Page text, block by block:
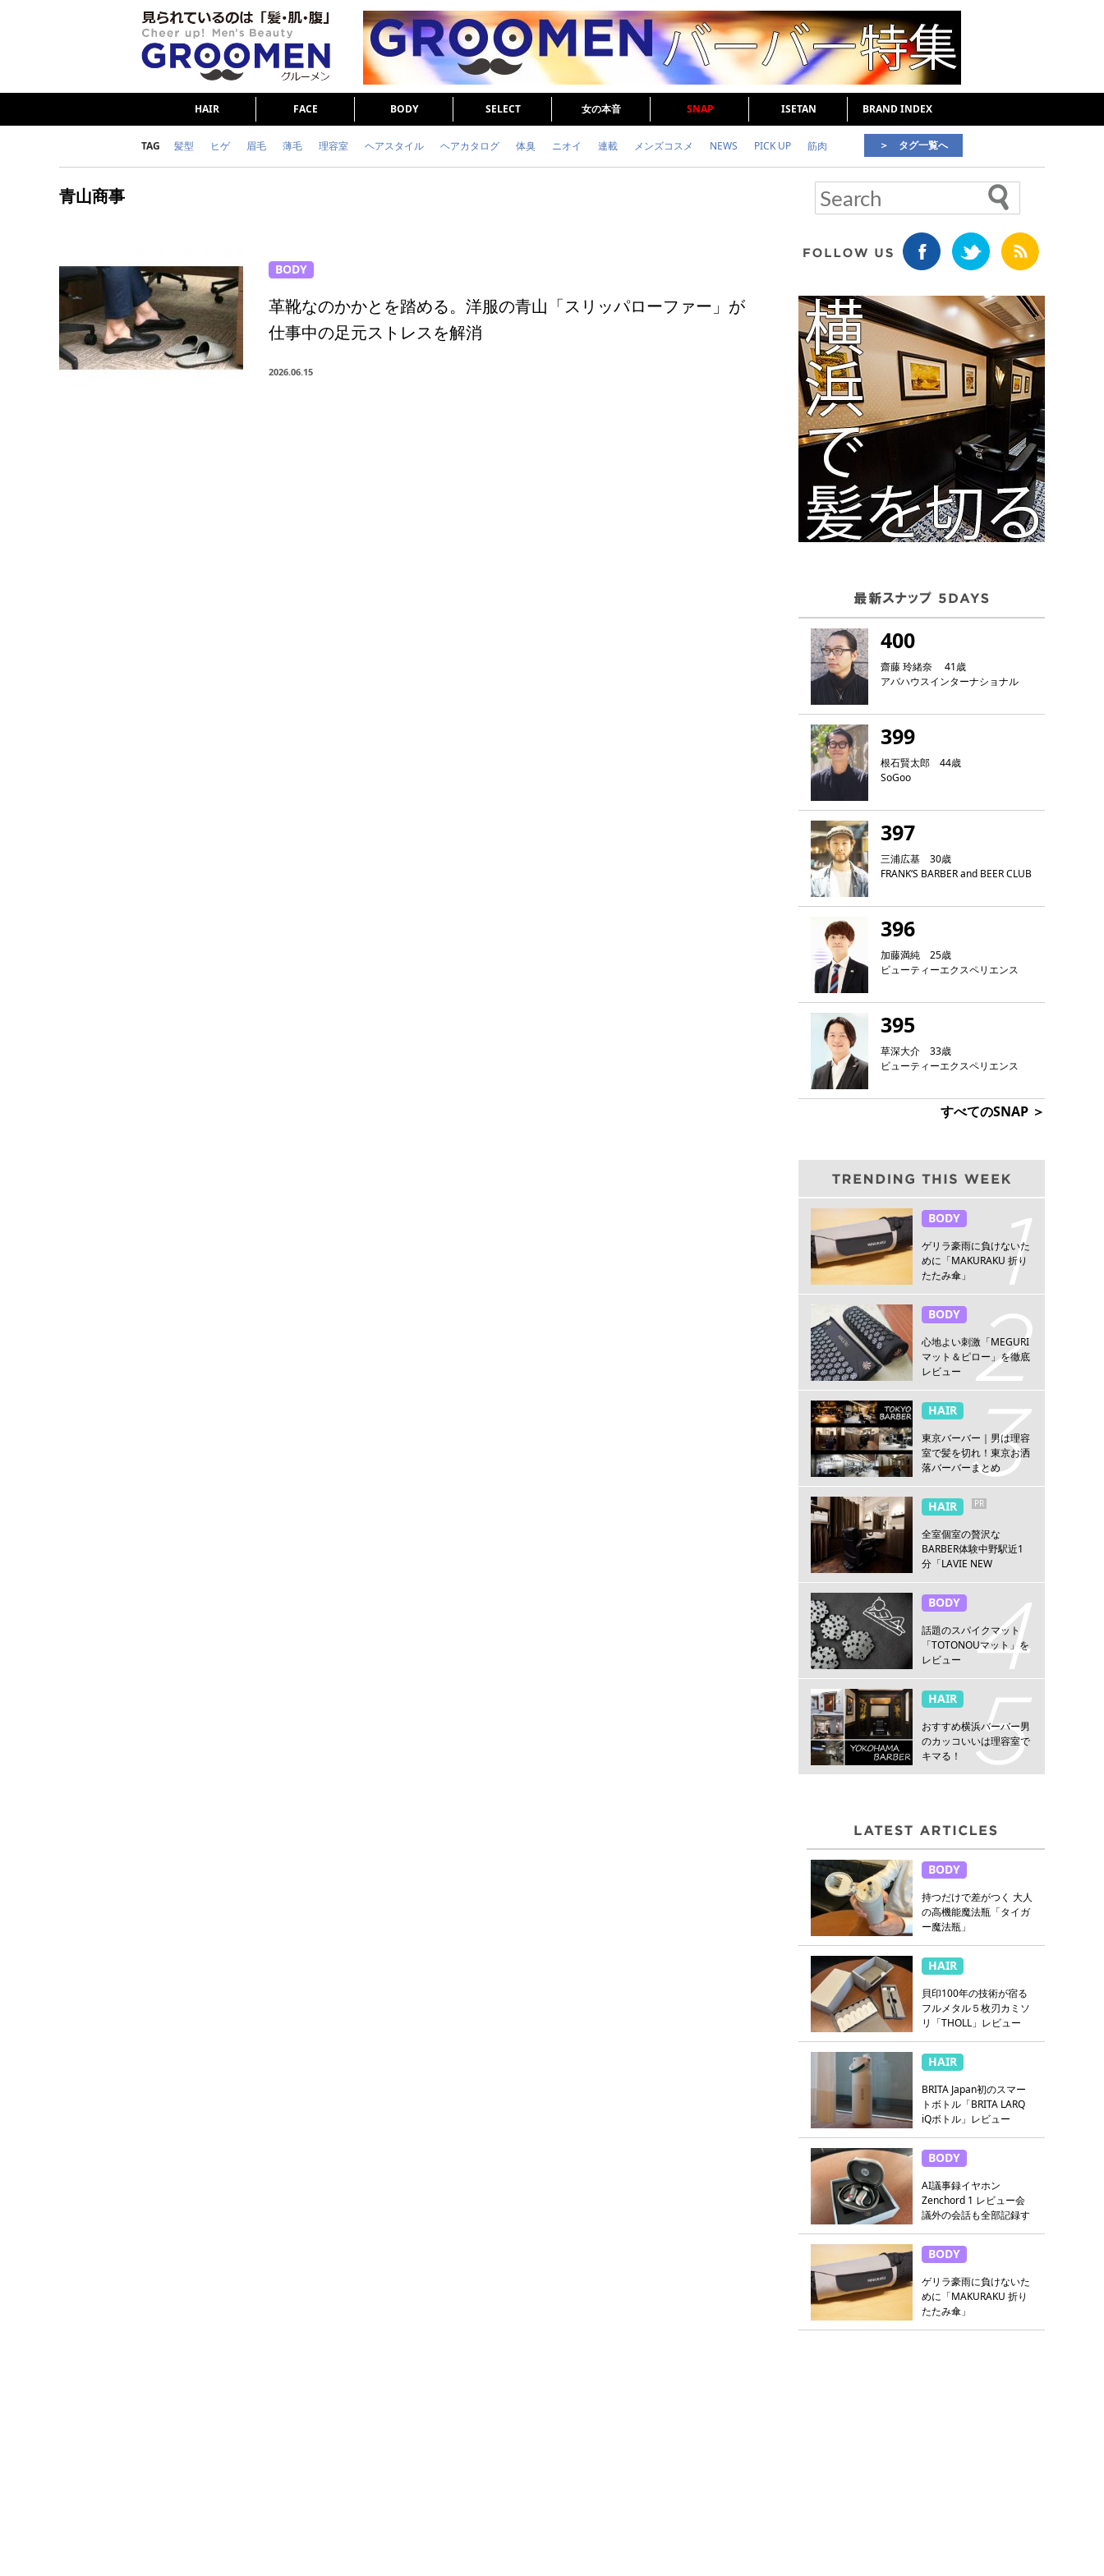
HAIR FACE BODY SELECT 女の本音 SNAP ISETAN BRAND INDEX
TAG 髪型 ヒゲ 眉毛 薄毛 理容室 ヘアスタイル ヘアカタログ 体臭 ニオイ 連載 メンズコスメ NEWS PICK UP 筋肉
頭皮ケア
＞ タグ一覧へ
青山商事
BODY
革靴なのかかとを踏める。洋服の青山「スリッパローファー」が
仕事中の足元ストレスを解消
2026.06.15
400
齋藤 玲緒奈 41歳
アバハウスインターナショナル
399
根石賢太郎 44歳
SoGoo
397
三浦広基 30歳
FRANK‘S BARBER and BEER CLUB
396
加藤満純 25歳
ビューティーエクスペリエンス
395
草深大介 33歳
ビューティーエクスペリエンス
すべてのSNAP ＞
BODY
ゲリラ豪雨に負けないた
めに「MAKURAKU 折り
たたみ傘」
BODY
心地よい刺激「MEGURI
マット＆ピロー」を徹底
レビュー
HAIR
東京バーバー｜男は理容
室で髪を切れ！東京お洒
落バーバーまとめ
HAIR PR
全室個室の贅沢な
BARBER体験中野駅近1
分「LAVIE NEW
野」
BODY
話題のスパイクマット
「TOTONOUマット」を
レビュー
HAIR
おすすめ横浜バーバー男
のカッコいいは理容室で
キマる！
BODY
持つだけで差がつく 大人
の高機能魔法瓶「タイガ
ー魔法瓶」
HAIR
貝印100年の技術が宿る
フルメタル５枚刃カミソ
リ「THOLL」レビュー
HAIR
BRITA Japan初のスマー
トボトル「BRITA LARQ
iQボトル」レビュー
BODY
AI議事録イヤホン
Zenchord 1 レビュー会
議外の会話も全部記録す
BODY
ゲリラ豪雨に負けないた
めに「MAKURAKU 折り
たたみ傘」